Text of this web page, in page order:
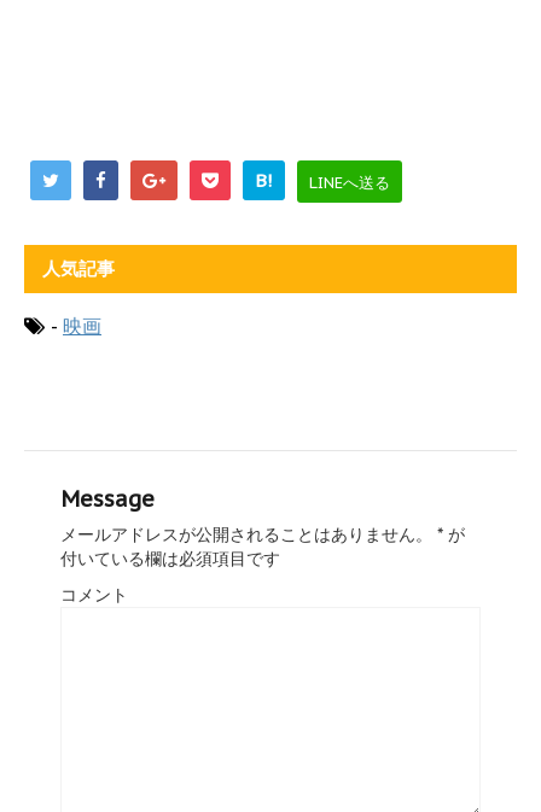
B! LINEへ送る
人気記事
- 映画
Message
メールアドレスが公開されることはありません。 * が
付いている欄は必須項目です
コメント